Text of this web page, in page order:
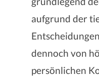
aufgrund der
dennoch von
persönlichen